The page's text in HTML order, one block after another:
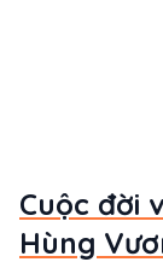
Cuộc đời
Hùng